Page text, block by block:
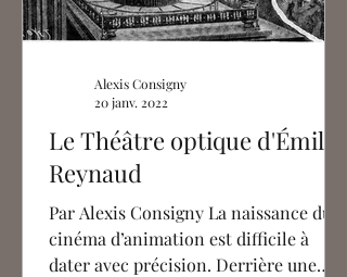
Le Théâtre optique d'Émile
Reynaud
Par Alexis Consigny La naissance du
cinéma d’animation est difficile à
dater avec précision. Derrière une
Alexis Consigny
20 janv. 2022